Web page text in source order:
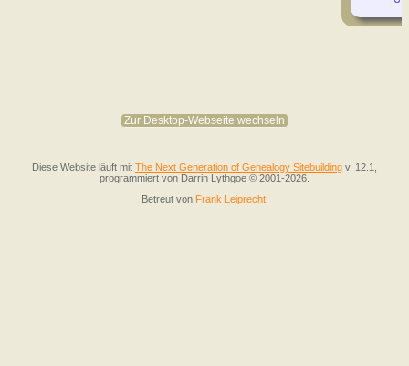
Zur Desktop-Webseite wechseln
Diese Website läuft mit The Next Generation of Genealogy Sitebuilding v. 12.1,
programmiert von Darrin Lythgoe © 2001-2026.
Betreut von Frank Leiprecht.